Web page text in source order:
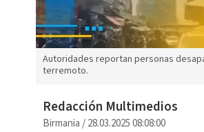
Autoridades reportan personas
terremoto.
Redacción Multimedios
Birmania /28.03.2025 08:08:00